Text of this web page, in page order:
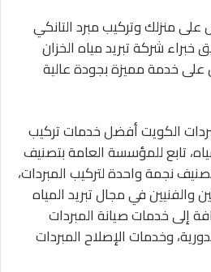
منزلك وتركيب مبرد التانكي
شركة تبريد مياه الخزان
خدمة مميزة بجودة عالية
الكويت أفضل خدمات تركيب
تابع للمؤسسة العامة بتصنيف
نجمة واحدة لتركيب المبردات،
في مجال تبريد المياه
إلى خدمات صيانة المبردات
وخدمات الإصلاح المبردات